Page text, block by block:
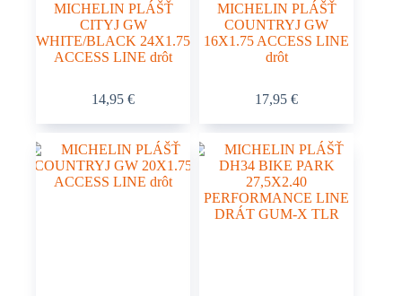
MICHELIN PLÁŠŤ
CITYJ GW
WHITE/BLACK 24X1.75
ACCESS LINE drôt
14,95€
MICHELIN PLÁŠŤ
COUNTRYJ GW
16X1.75 ACCESS LINE
drôt
17,95€